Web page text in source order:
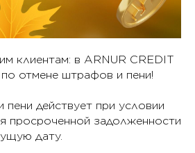
клиентам: в ARNUR CREDIT
отмене штрафов и пени!
действует при условии
просроченной задолженности
дату.